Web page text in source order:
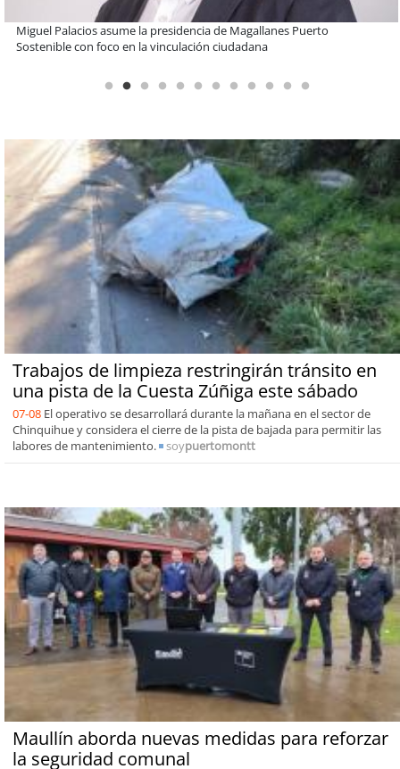
Educación y colaboración público-privada se toman La Araucanía:
encuentro reunió a líderes para abordar las brechas y oportunidades
Trabajos de limpieza restringirán tránsito en
una pista de la Cuesta Zúñiga este sábado
07-08 El operativo se desarrollará durante la mañana en el sector de
Chinquihue y considera el cierre de la pista de bajada para permitir las
labores de mantenimiento.
soypuertomontt
Maullín aborda nuevas medidas para reforzar
la seguridad comunal